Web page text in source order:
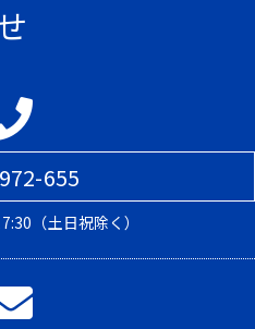
655
（土日祝除く）